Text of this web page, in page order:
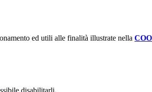
ed utili alle finalità illustrate nella
disabilitarli.